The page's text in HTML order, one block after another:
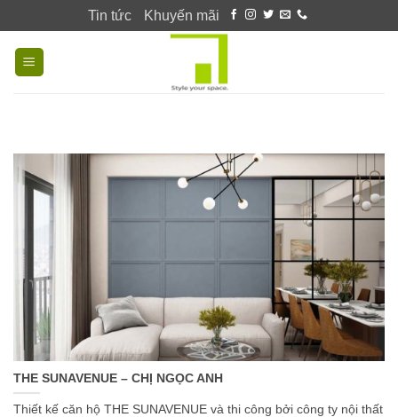
to
content
Tin tức Khuyến mãi
THE SUNAVENUE – CHỊ NGỌC ANH
Thiết kế căn hộ THE SUNAVENUE và thi công bởi công ty nội thất